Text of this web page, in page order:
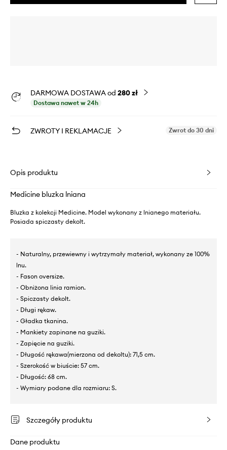
DARMOWA DOSTAWA od 280 zł
Dostawa nawet w 24h
ZWROTY I REKLAMACJE Zwrot do 30 dni
Opis produktu
Medicine bluzka lniana
Bluzka z kolekcji Medicine. Model wykonany z lnianego materiału.
Posiada spiczasty dekolt.
- Naturalny, przewiewny i wytrzymały materiał, wykonany ze 100%
lnu.
- Fason oversize.
- Obniżona linia ramion.
- Spiczasty dekolt.
- Długi rękaw.
- Gładka tkanina.
- Mankiety zapinane na guziki.
- Zapięcie na guziki.
- Długość rękawa(mierzona od dekoltu): 71,5 cm.
- Szerokość w biuście: 57 cm.
- Długość: 68 cm.
- Wymiary podane dla rozmiaru: S.
Szczegóły produktu
Dane produktu